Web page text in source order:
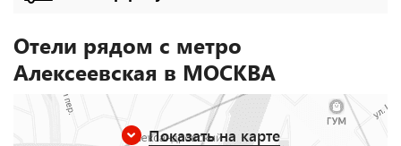
Отели рядом с метро
Алексеевская в МОСКВА
Показать на карте